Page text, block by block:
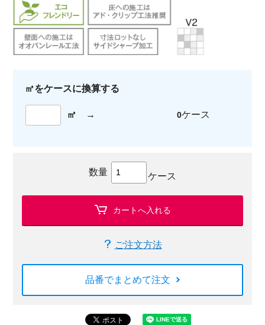
㎡をケースに換算する
㎡ → 0ケース
数量 ケース
カートへ入れる
ご注文方法
品番でまとめて注文